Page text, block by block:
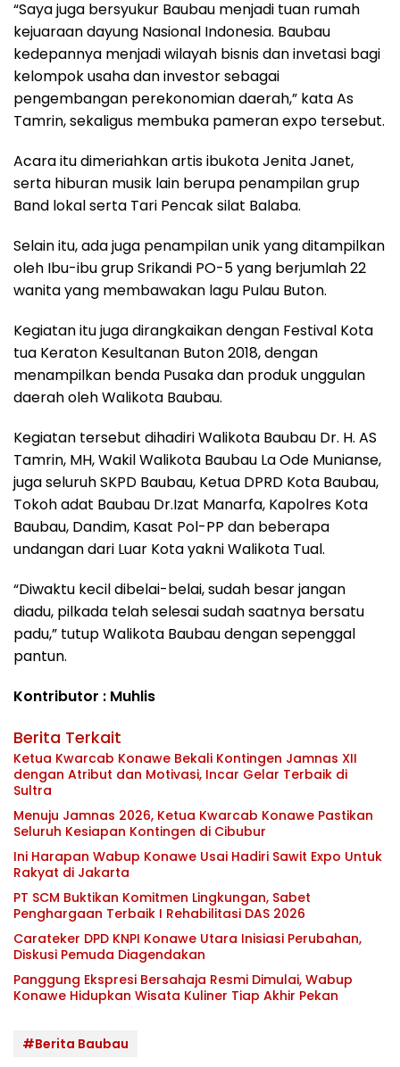
“Saya juga bersyukur Baubau menjadi tuan rumah
kejuaraan dayung Nasional Indonesia. Baubau
kedepannya menjadi wilayah bisnis dan invetasi bagi
kelompok usaha dan investor sebagai
pengembangan perekonomian daerah,” kata As
Tamrin, sekaligus membuka pameran expo tersebut.
Acara itu dimeriahkan artis ibukota Jenita Janet,
serta hiburan musik lain berupa penampilan grup
Band lokal serta Tari Pencak silat Balaba.
Selain itu, ada juga penampilan unik yang ditampilkan
oleh Ibu-ibu grup Srikandi PO-5 yang berjumlah 22
wanita yang membawakan lagu Pulau Buton.
Kegiatan itu juga dirangkaikan dengan Festival Kota
tua Keraton Kesultanan Buton 2018, dengan
menampilkan benda Pusaka dan produk unggulan
daerah oleh Walikota Baubau.
Kegiatan tersebut dihadiri Walikota Baubau Dr. H. AS
Tamrin, MH, Wakil Walikota Baubau La Ode Munianse,
juga seluruh SKPD Baubau, Ketua DPRD Kota Baubau,
Tokoh adat Baubau Dr.Izat Manarfa, Kapolres Kota
Baubau, Dandim, Kasat Pol-PP dan beberapa
undangan dari Luar Kota yakni Walikota Tual.
“Diwaktu kecil dibelai-belai, sudah besar jangan
diadu, pilkada telah selesai sudah saatnya bersatu
padu,” tutup Walikota Baubau dengan sepenggal
pantun.
Kontributor : Muhlis
Berita Terkait
Ketua Kwarcab Konawe Bekali Kontingen Jamnas XII
dengan Atribut dan Motivasi, Incar Gelar Terbaik di
Sultra
Menuju Jamnas 2026, Ketua Kwarcab Konawe Pastikan
Seluruh Kesiapan Kontingen di Cibubur
Ini Harapan Wabup Konawe Usai Hadiri Sawit Expo Untuk
Rakyat di Jakarta
PT SCM Buktikan Komitmen Lingkungan, Sabet
Penghargaan Terbaik I Rehabilitasi DAS 2026
Carateker DPD KNPI Konawe Utara Inisiasi Perubahan,
Diskusi Pemuda Diagendakan
Panggung Ekspresi Bersahaja Resmi Dimulai, Wabup
Konawe Hidupkan Wisata Kuliner Tiap Akhir Pekan
#Berita Baubau